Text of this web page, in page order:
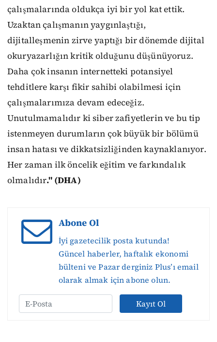
çalışmalarında oldukça iyi bir yol kat ettik.
Uzaktan çalışmanın yaygınlaştığı,
dijitalleşmenin zirve yaptığı bir dönemde dijital
okuryazarlığın kritik olduğunu düşünüyoruz.
Daha çok insanın internetteki potansiyel
tehditlere karşı fikir sahibi olabilmesi için
çalışmalarımıza devam edeceğiz.
Unutulmamalıdır ki siber zafiyetlerin ve bu tip
istenmeyen durumların çok büyük bir bölümü
insan hatası ve dikkatsizliğinden kaynaklanıyor.
Her zaman ilk öncelik eğitim ve farkındalık
olmalıdır." (DHA)
Abone Ol
İyi gazetecilik posta kutunda!
Güncel haberler, haftalık ekonomi
bülteni ve Pazar derginiz Plus’ı email
olarak almak için abone olun.
Kayıt Ol